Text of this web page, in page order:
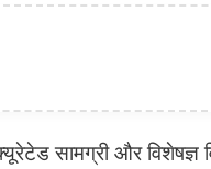
सामग्री और विशेषज्ञ